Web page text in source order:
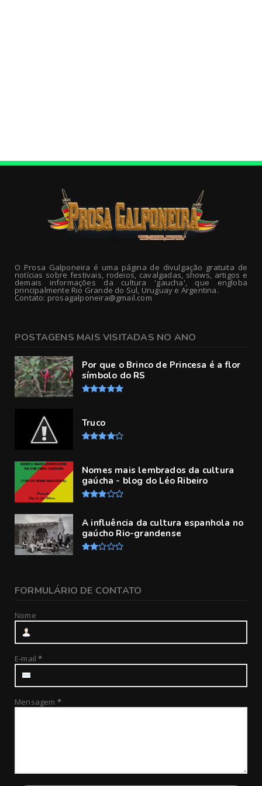
O Prosa Galponeira é uma página de divulgação gratuita de
notícias sobre festivais, rodeios, cavalgadas, shows, artigos e
demais informações da cultura 'gaucha', que engloba
principalmente Rio Grande do Sul, Uruguay e Argentina.
Contato: prosagalponeira@gmail.com
POSTAGENS MAIS VISITADAS NO ANO
Por que o Brinco de Princesa é a flor
símbolo do RS
Truco
Nomes mais lembrados da cultura
gaúcha - blog do Léo Ribeiro
A influência da cultura espanhola no
gaúcho Rio-grandense
FORMULÁRIO DE CONTATO
Nome
E-mail*
Mensagem *